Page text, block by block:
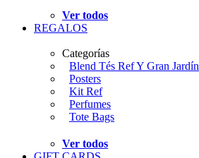
Ver todos
REGALOS
Categorías
Blend Tés Ref Y Gran Jardín
Posters
Kit Ref
Perfumes
Tote Bags
Ver todos